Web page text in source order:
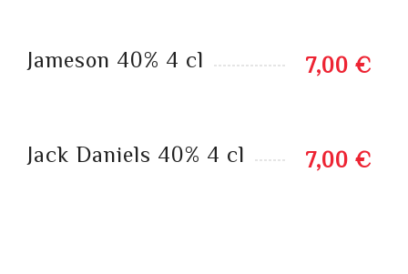
Jameson 40% 4 cl 7,00 €
Jack Daniels 40% 4 cl 7,00 €